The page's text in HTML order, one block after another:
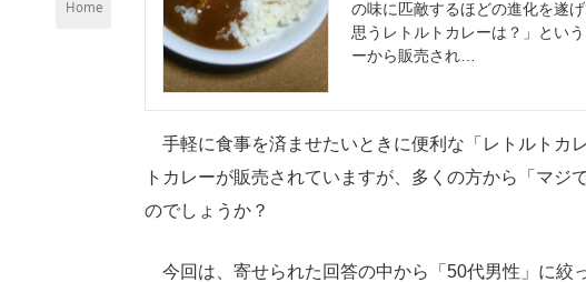
Home
の味に匹敵するほどの進化を遂
思うレトルトカレーは？」とい
ーから販売され…
手軽に食事を済ませたいときに便利な「レトルトカ
トカレーが販売されていますが、多くの方から「マジ
のでしょうか？
今回は、寄せられた回答の中から「50代男性」に絞